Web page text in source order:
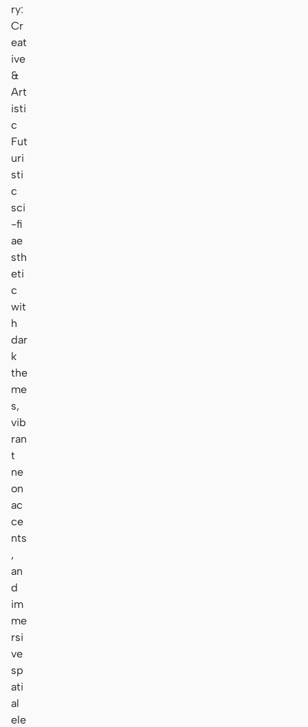
ry:
Cr
eat
ive
&
Art
isti
c
Fut
uri
sti
c
sci
-fi
ae
sth
eti
c
wit
h
dar
k
the
me
s,
vib
ran
t
ne
on
ac
ce
nts
,
an
d
im
me
rsi
ve
sp
ati
al
ele